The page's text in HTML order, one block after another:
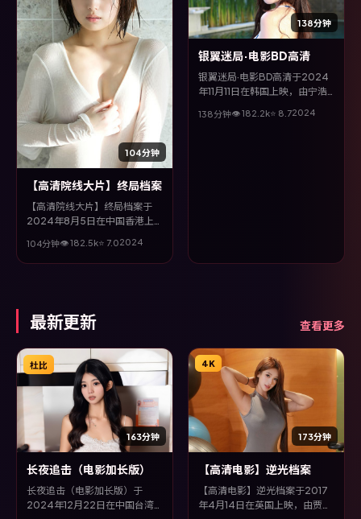
104分钟
【高清院线大片】终局档案
【高清院线大片】终局档案于
2024年8月5日在中国香港上
汉、长泽雅美、黄政民等主演。
全片以动作类型为主线，视听语
104分钟👁182.5k⭐ 7.02024
138分钟
银翼迷局·电影BD高清
银翼迷局·电影BD高清于2024
年11月11日在韩国上映，由宁浩
主演。全片以家庭类型为主线，
138分钟👁182.2k⭐ 8.72024
最新更新 查看更多
163分钟
杜比
长夜追击（电影加长版）
长夜追击（电影加长版）于
2024年12月22日在中国台湾
173分钟
4K
【高清电影】逆光档案
【高清电影】逆光档案于2017
年4月14日在英国上映，由贾樟